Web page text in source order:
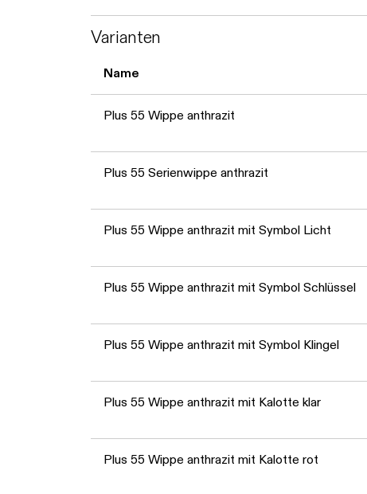
Varianten
Name
Plus 55 Wippe anthrazit
Plus 55 Serienwippe anthrazit
Plus 55 Wippe anthrazit mit Symbol Licht
Plus 55 Wippe anthrazit mit Symbol Schlüssel
Plus 55 Wippe anthrazit mit Symbol Klingel
Plus 55 Wippe anthrazit mit Kalotte klar
Plus 55 Wippe anthrazit mit Kalotte rot